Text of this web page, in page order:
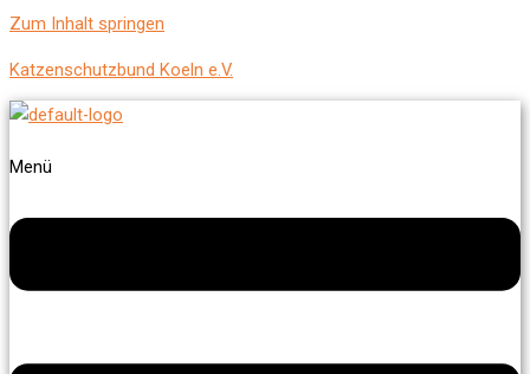
Zum Inhalt springen
Katzenschutzbund Koeln e.V.
Menü